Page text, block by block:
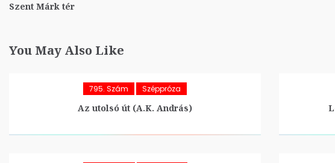
Szent Márk tér
You May Also Like
795. Szám Széppróza
Az utolsó út (A.K. András)